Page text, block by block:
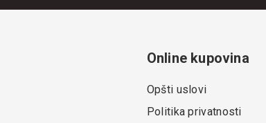
Online kupovina
Opšti uslovi
Politika privatnosti